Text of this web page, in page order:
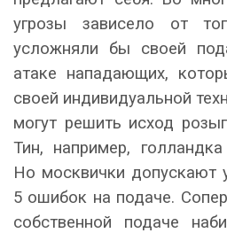
угрозы зависело от
усложняли бы своей
атаке нападающих,
своей индивидуальной
могут решить исход
Тин, например,
Но москвички допускают
5 ошибок на подаче.
собственной подаче